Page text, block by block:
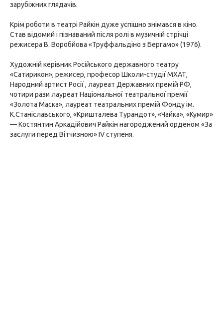
зарубіжних глядачів.
Крім роботи в театрі Райкін дуже успішно знімався в кіно.
Став відомий і пізнаваний після ролі в музичній стрічці
режисера В. Воробйова «Труффальдіно з Бергамо» (1976).
Художній керівник Російського державного театру
«Сатирикон», режисер, професор Школи-студії МХАТ,
Народний артист Росії , лауреат Державних премій РФ,
чотири рази лауреат Національної театральної премії
«Золота Маска», лауреат театральних премій Фонду ім.
К.Станіславського, «Кришталева Турандот», «Чайка», «Кумир»
— Костянтин Аркадійович Райкін нагороджений орденом «За
заслуги перед Вітчизною» IV ступеня.